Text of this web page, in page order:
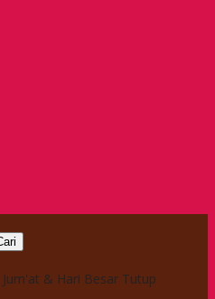
& Hari Besar Tutup